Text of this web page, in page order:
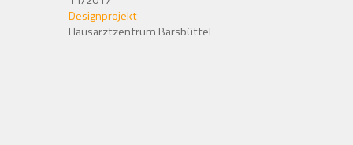
Designprojekt
Hausarztzentrum Barsbüttel